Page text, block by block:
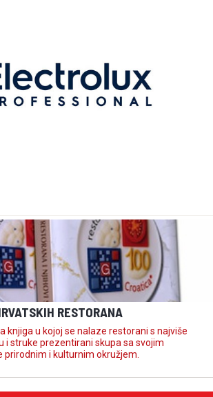
RESTORANA
knjiga u kojoj se nalaze restorani s najviše
i kulturnim okružjem.